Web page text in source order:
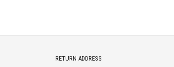
RETURN ADDRESS